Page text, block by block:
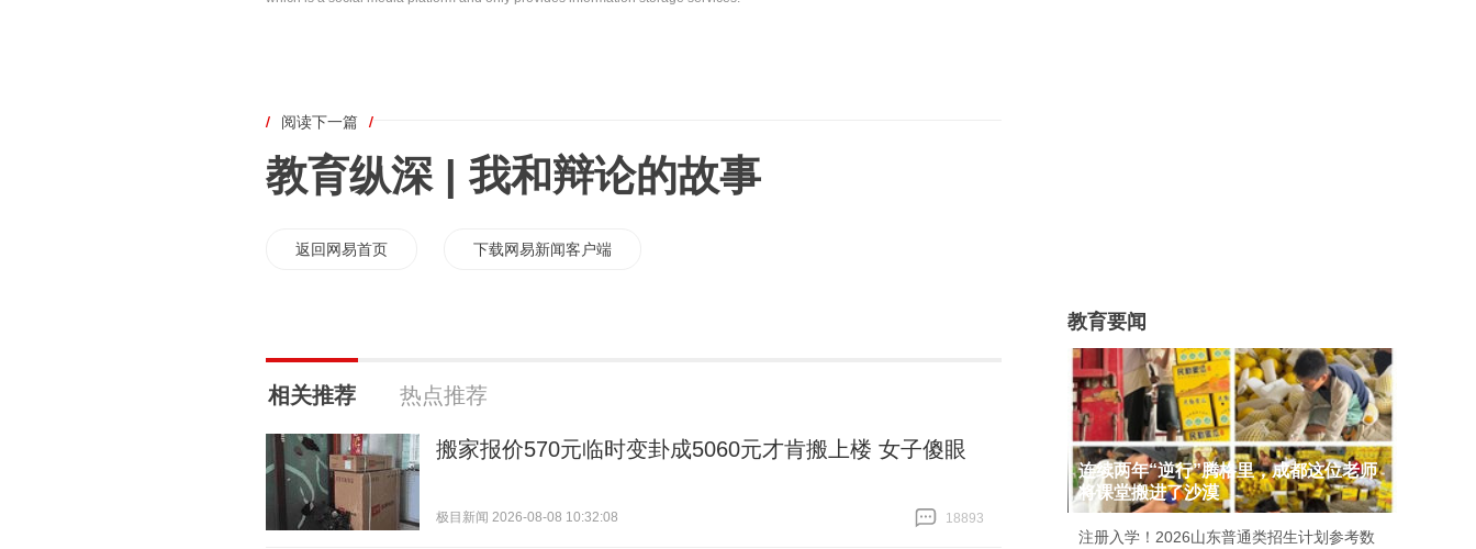
/ 阅读下一篇 /
教育纵深 | 我和辩论的故事
返回网易首页 下载网易新闻客户端
相关推荐 热点推荐
搬家报价570元临时变卦成5060元才肯搬上楼 女子傻眼
极目新闻 2026-08-08 10:32:08
18893
教育要闻
连续两年“逆行”腾格里，成都这位老师
将课堂搬进了沙漠
注册入学！2026山东普通类招生计划参考数